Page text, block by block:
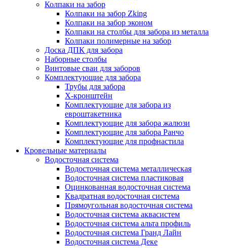
Колпаки на забор
Колпаки на забор Zking
Колпаки на забор эконом
Колпаки на столбы для забора из металла
Колпаки полимерные на забор
Доска ДПК для забора
Наборные столбы
Винтовые сваи для заборов
Комплектующие для забора
Трубы для забора
Х-кронштейн
Комплектующие для забора из
евроштакетника
Комплектующие для забора жалюзи
Комплектующие для забора Ранчо
Комплектующие для профнастила
Кровельные материалы
Водосточная система
Водосточная система металлическая
Водосточная система пластиковая
Оцинкованная водосточная система
Квадратная водосточная система
Прямоугольная водосточная система
Водосточная система аквасистем
Водосточная система альта профиль
Водосточная система Гранд Лайн
Водосточная система Деке